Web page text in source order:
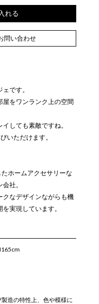
れる
問い合わせ
です。
屋をワンランク上の空間
しても素敵ですね。
いただけます。
ホームアクセサリーな
社。
クなデザインながらも機
実現しています。
製造の特性上、色や模様に